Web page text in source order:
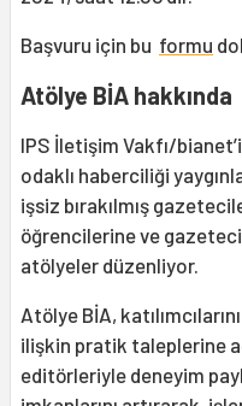
Başvuru için bu formu
Atölye BİA hakkında
IPS İletişim Vakfı/
odaklı haberciliği
işsiz bırakılmış
öğrencilerine ve
atölyeler düzenliyor.
Atölye BİA,
ilişkin pratik taleplerine
editörleriyle deneyim